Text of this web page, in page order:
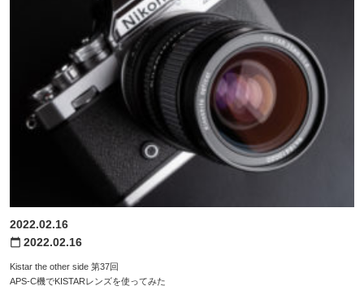
2022.02.16
Kistar the other side 第37回
APS-C機でKISTARレンズを使ってみた
calendar_today 2022.02.16